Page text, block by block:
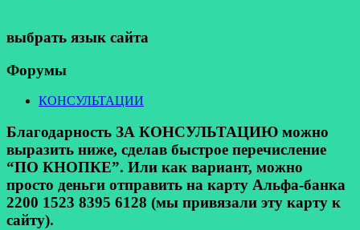
выбрать язык сайта
Форумы
КОНСУЛЬТАЦИИ
Благодарность ЗА КОНСУЛЬТАЦИЮ можно
выразить ниже, сделав быстрое перечисление
“ПО КНОПКЕ”. Или как вариант, можно
просто деньги отправить на карту Альфа-банка
2200 1523 8395 6128 (мы привязали эту карту к
сайту).